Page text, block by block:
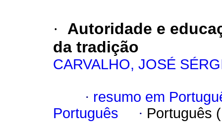
·
Autoridade e
da tradição
CARVALHO, JOSÉ
· resumo em
Português
· Português